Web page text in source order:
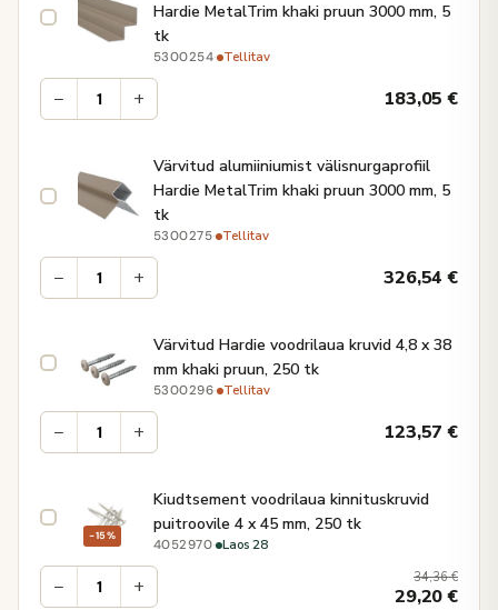
Hardie MetalTrim khaki pruun 3000 mm, 5
tk
5300254· Tellitav
− + 183,05€
Värvitud alumiiniumist välisnurgaprofiil
Hardie MetalTrim khaki pruun 3000 mm, 5
tk
5300275· Tellitav
− + 326,54€
Värvitud Hardie voodrilaua kruvid 4,8 x 38
mm khaki pruun, 250 tk
5300296· Tellitav
− + 123,57€
−15%
Kiudtsement voodrilaua kinnituskruvid
puitroovile 4 x 45 mm, 250 tk
4052970· Laos 28
− + 34,36€
29,20€